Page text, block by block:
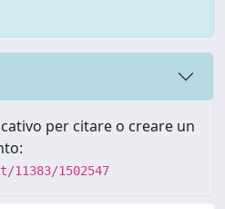
per citare o creare un
1502547